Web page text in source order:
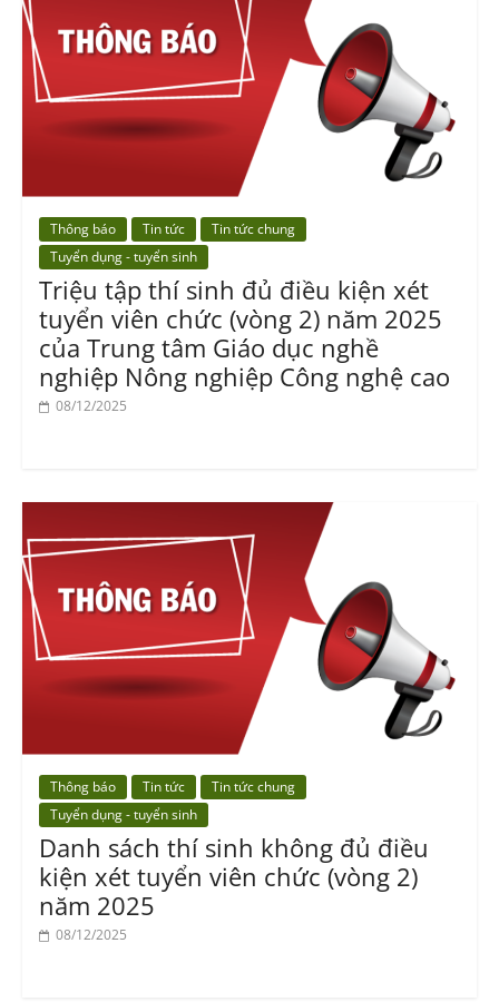
Thông báo Tin tức
Tin tức chung
Tuyển dụng - tuyển sinh
Triệu tập thí sinh đủ điều kiện xét
tuyển viên chức (vòng 2) năm 2025
của Trung tâm Giáo dục nghề
nghiệp Nông nghiệp Công nghệ cao
08/12/2025
Thông báo Tin tức
Tin tức chung
Tuyển dụng - tuyển sinh
Danh sách thí sinh không đủ điều
kiện xét tuyển viên chức (vòng 2)
năm 2025
08/12/2025